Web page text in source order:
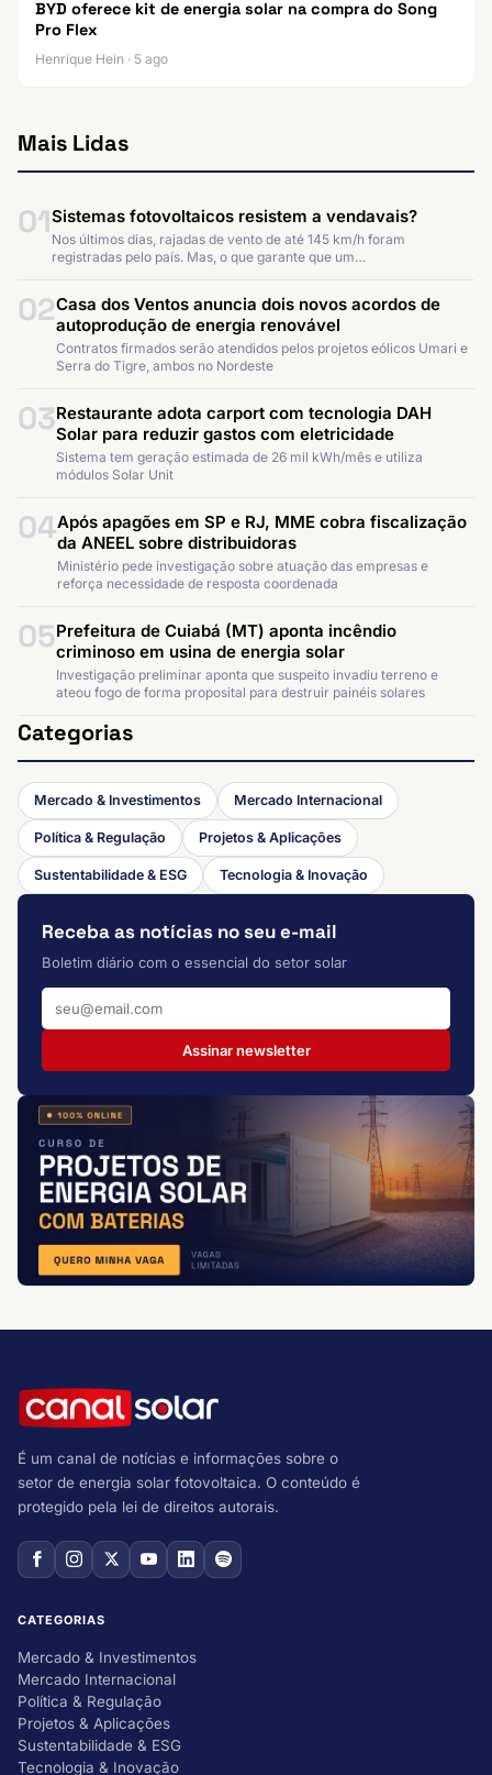
BYD oferece kit de energia solar na compra do Song
Pro Flex
Henrique Hein · 5 ago
Mais Lidas
01Sistemas fotovoltaicos resistem a vendavais?
Nos últimos dias, rajadas de vento de até 145 km/h foram
registradas pelo país. Mas, o que garante que um…
02Casa dos Ventos anuncia dois novos acordos de
autoprodução de energia renovável
Contratos firmados serão atendidos pelos projetos eólicos Umari e
Serra do Tigre, ambos no Nordeste
03Restaurante adota carport com tecnologia DAH
Solar para reduzir gastos com eletricidade
Sistema tem geração estimada de 26 mil kWh/mês e utiliza
módulos Solar Unit
04Após apagões em SP e RJ, MME cobra fiscalização
da ANEEL sobre distribuidoras
Ministério pede investigação sobre atuação das empresas e
reforça necessidade de resposta coordenada
05Prefeitura de Cuiabá (MT) aponta incêndio
criminoso em usina de energia solar
Investigação preliminar aponta que suspeito invadiu terreno e
ateou fogo de forma proposital para destruir painéis solares
Categorias
Mercado & Investimentos Mercado Internacional
Política & Regulação Projetos & Aplicações
Sustentabilidade & ESG Tecnologia & Inovação
Receba as notícias no seu e-mail
Boletim diário com o essencial do setor solar
Assinar newsletter
É um canal de notícias e informações sobre o
setor de energia solar fotovoltaica. O conteúdo é
protegido pela lei de direitos autorais.
CATEGORIAS
Mercado & Investimentos
Mercado Internacional
Política & Regulação
Projetos & Aplicações
Sustentabilidade & ESG
Tecnologia & Inovação